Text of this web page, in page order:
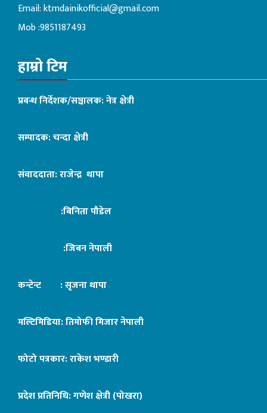
Email:ktmdainikofficial@gmail.com
Mob :9851187493
हाम्रो टिम
प्रबन्ध निर्देशक/सञ्चालक: नेत्र क्षेत्री
सम्पादक: चन्दा क्षेत्री
संवाददाता: राजेन्द्र थापा
:बिनिता पौडेल
:जिबन नेपाली
कन्टेन्ट : सृजना थापा
मल्टिमिडिया: तिमोफी मिजार नेपाली
फोटो पत्रकार: राकेश भण्डारी
प्रदेश प्रतिनिधि: गणेश क्षेत्री (पोखरा)